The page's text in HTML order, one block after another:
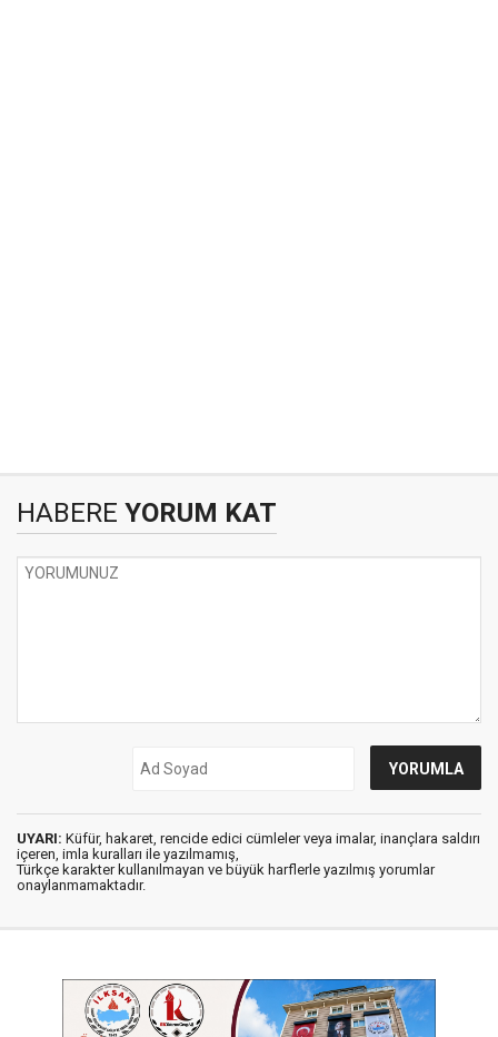
HABERE YORUM KAT
UYARI: Küfür, hakaret, rencide edici cümleler veya imalar, inançlara saldırı
içeren, imla kuralları ile yazılmamış,
Türkçe karakter kullanılmayan ve büyük harflerle yazılmış yorumlar
onaylanmamaktadır.